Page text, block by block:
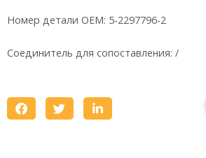
Номер детали OEM: 5-2297796-2
Соединитель для сопоставления: /